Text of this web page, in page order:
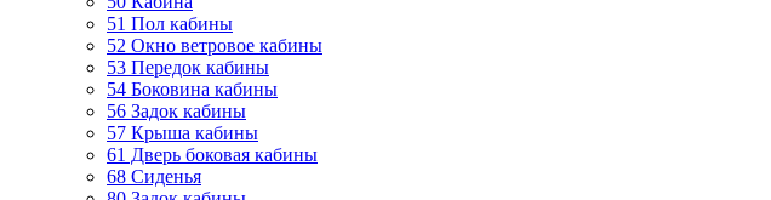
51 Пол кабины
52 Окно ветровое кабины
53 Передок кабины
54 Боковина кабины
56 Задок кабины
57 Крыша кабины
61 Дверь боковая кабины
68 Сиденья